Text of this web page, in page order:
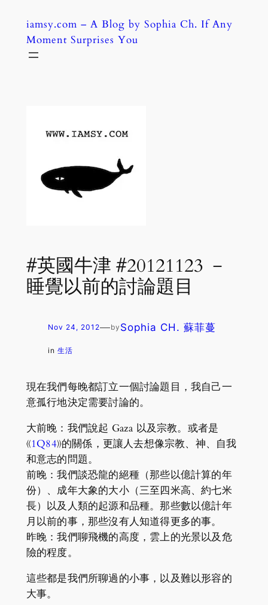
content
iamsy.com – A Blog by Sophia Ch. If Any
Moment Surprises You
#英國牛津 #20121123 －
睡覺以前的討論題目
Nov 24, 2012—by Sophia CH. 蘇菲蔓
in 生活
現在我們每晚都訂立一個討論題目，我自己一
意孤行地決定需要討論的。
大前晚：我們說起 Gaza 以及宗教。或者是
《1Q84》的關係，更讓人去想像宗教、神、自我
和意志的問題。
前晚：我們談恐龍的絕種（那些以億計算的年
份）、成年大象的大小（三至四米高、約七米
長）以及人類的起源和品種。那些數以億計年
月以前的事，那些沒有人知道得更多的事。
昨晚：我們聊飛機的高度，雲上的光景以及危
險的程度。
這些都是我們所聊過的小事，以及難以形容的
大事。